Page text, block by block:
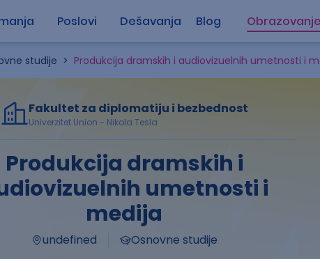
Poslovi Dešavanja Blog Obrazovanje
studije > Produkcija dramskih i audiovizuelnih umetnosti i
Produkcija dramskih i
umetnosti i
medija
undefined Osnovne studije
Fakultet za diplomatiju i bezbednost
Univerzitet Union - Nikola Tesla